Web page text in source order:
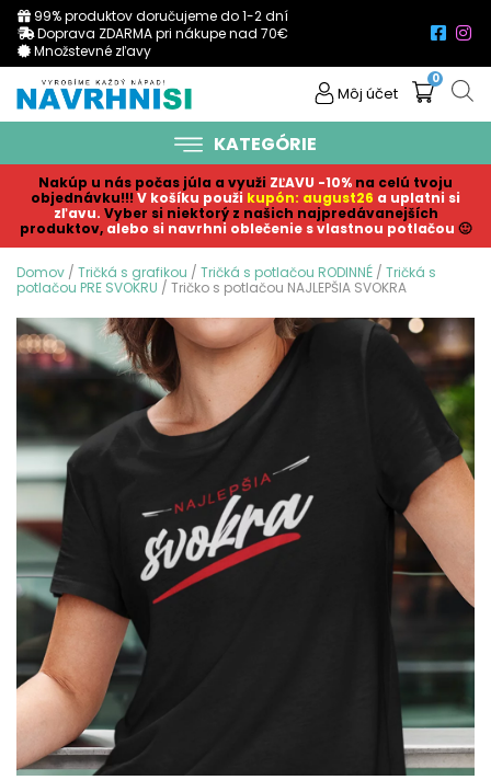
99% produktov doručujeme do 1-2 dní
Doprava ZDARMA pri nákupe nad 70€
Množstevné zľavy
Môj účet
0
KATEGÓRIE
Nakúp u nás počas júla a využi ZĽAVU -10% na celú tvoju
objednávku!!! V košíku použi kupón: august26 a uplatni si
zľavu. Vyber si niektorý z našich najpredávanejších
produktov, alebo si navrhni oblečenie s vlastnou potlačou 🙂
Domov / Tričká s grafikou / Tričká s potlačou RODINNÉ / Tričká s
potlačou PRE SVOKRU / Tričko s potlačou NAJLEPŠIA SVOKRA